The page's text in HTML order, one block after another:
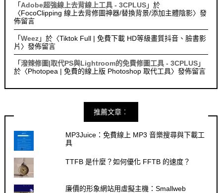
「Adobe超強線上去背線上工具 - 3CPLUS」於
〈FocoClipping 線上去背修圖神器/替換背景/添加主體陰影〉發
佈留言
「Weez」於〈Tiktok Full | 免費下載 HD等級畫質抖音、臉書影
片 〉發佈留言
「潑辣修圖|取代PS與Lightroom的免費修圖工具 - 3CPLUS」
於〈Photopea | 免費的線上版 Photoshop 取代工具〉發佈留言
推薦文章︰
MP3Juice：免費線上 MP3 音樂搜尋與下載工
具
TTFB 是什麼？如何優化 FFTB 的速度？
廉價的形象網站用虛擬主機：Smallweb